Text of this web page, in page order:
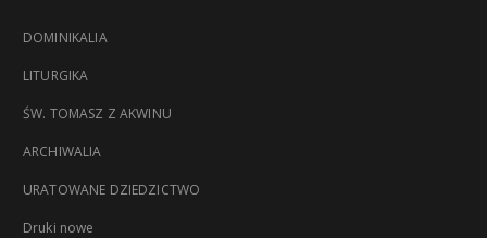
DOMINIKALIA
LITURGIKA
ŚW. TOMASZ Z AKWINU
ARCHIWALIA
URATOWANE DZIEDZICTWO
Druki nowe